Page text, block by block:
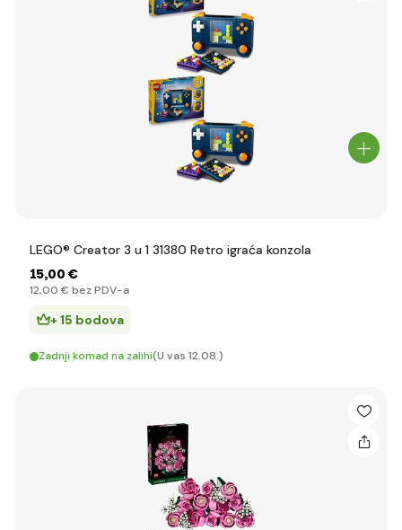
LEGO® Creator 3 u 1 31380 Retro igraća konzola
15,00 €
12,00 € bez PDV-a
+ 15 bodova
Zadnji komad na zalihi(U vas 12.08.)